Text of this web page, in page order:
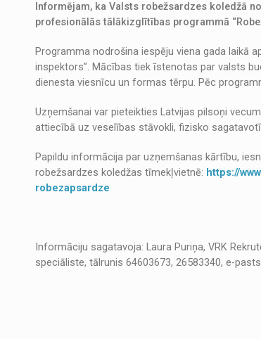
Informējam, ka Valsts robežsardzes koledžā
profesionālās tālākizglītības programmā
Programma nodrošina iespēju viena gada laikā
inspektors”. Mācības tiek īstenotas par valsts
dienesta viesnīcu un formas tērpu. Pēc
Uzņemšanai var pieteikties Latvijas pilsoņi
attiecībā uz veselības stāvokli, fizisko
Papildu informācija par uzņemšanas kārtību,
robežsardzes koledžas tīmekļvietnē: https://
robezapsardze
Informāciju sagatavoja: Laura Puriņa, VRK
speciāliste, tālrunis 64603673, 26583340, e-